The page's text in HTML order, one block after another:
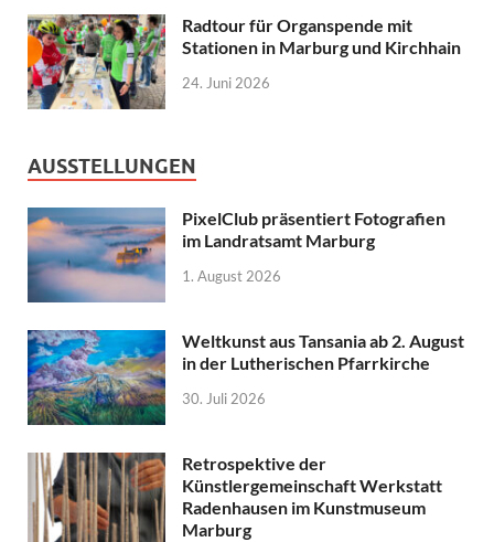
Radtour für Organspende mit
Stationen in Marburg und Kirchhain
24. Juni 2026
AUSSTELLUNGEN
PixelClub präsentiert Fotografien
im Landratsamt Marburg
1. August 2026
Weltkunst aus Tansania ab 2. August
in der Lutherischen Pfarrkirche
30. Juli 2026
Retrospektive der
Künstlergemeinschaft Werkstatt
Radenhausen im Kunstmuseum
Marburg